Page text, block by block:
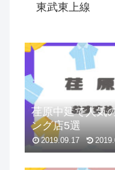
東武東上線
荏原中延で人気
ング店5選
2019.09.17